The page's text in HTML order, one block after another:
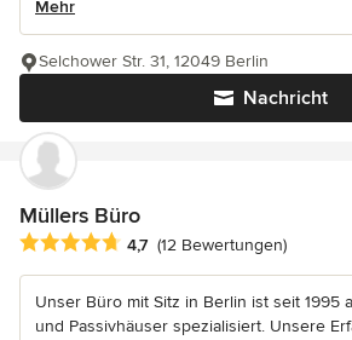
Mehr
Nachricht
Selchower Str. 31, 12049 Berlin
Müllers Büro
Durchschnittliche Bewertung: 4.7 von 5
4,7 (12 Bewertungen)
Unser Büro mit Sitz in Berlin ist seit 1995
und Passivhäuser spezialisiert. Unsere